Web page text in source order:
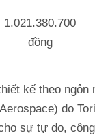
1.021.380.700
đồng
kế theo ngôn
do
sự tự do,